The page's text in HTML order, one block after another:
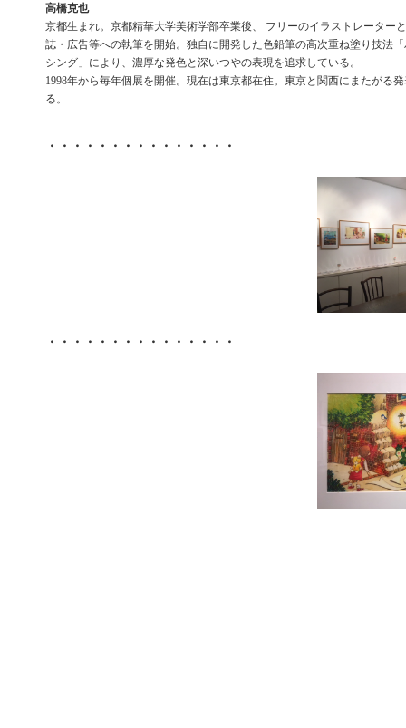
高橋克也
京都生まれ。京都精華大学美術学部卒業後、 フリーのイラストレーター
誌・広告等への執筆を開始。独自に開発した色鉛筆の高次重ね塗り技法
シング」により、濃厚な発色と深いつやの表現を追求している。
1998年から毎年個展を開催。現在は東京都在住。東京と関西にまたがる
る。
・・・・・・・・・・・・・・・
・・・・・・・・・・・・・・・